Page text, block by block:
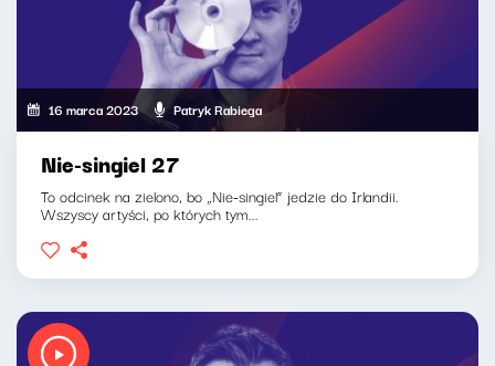
16 marca 2023 Patryk Rabiega
Nie-singiel 27
To odcinek na zielono, bo „Nie-singiel” jedzie do Irlandii.
Wszyscy artyści, po których tym...